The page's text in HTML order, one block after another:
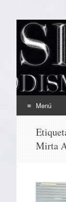
EL
Menú
contenido
Mirta